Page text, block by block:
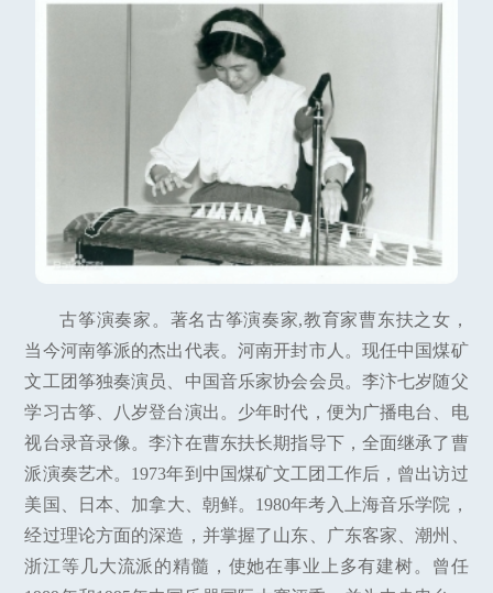
古筝演奏家。著名古筝演奏家,教育家曹东扶之女，
当今河南筝派的杰出代表。河南开封市人。现任中国煤矿
文工团筝独奏演员、中国音乐家协会会员。李汴七岁随父
学习古筝、八岁登台演出。少年时代，便为广播电台、电
视台录音录像。李汴在曹东扶长期指导下，全面继承了曹
派演奏艺术。1973年到中国煤矿文工团工作后，曾出访过
美国、日本、加拿大、朝鲜。1980年考入上海音乐学院，
经过理论方面的深造，并掌握了山东、广东客家、潮州、
浙江等几大流派的精髓，使她在事业上多有建树。曾任